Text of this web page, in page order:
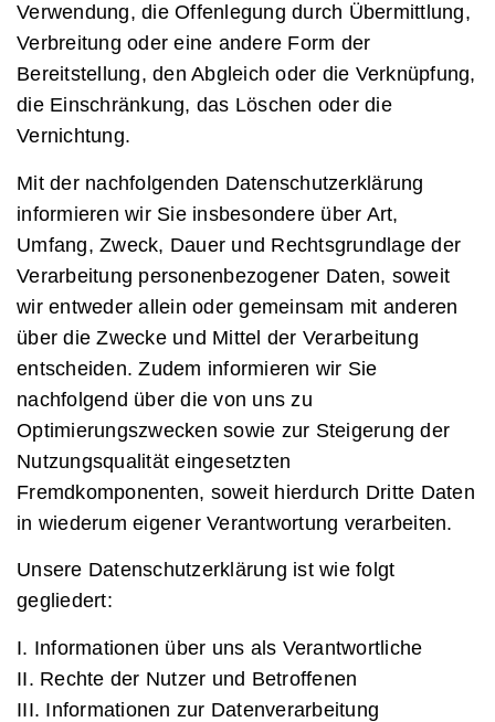
Verwendung, die Offenlegung durch Übermittlung,
Verbreitung oder eine andere Form der
Bereitstellung, den Abgleich oder die Verknüpfung,
die Einschränkung, das Löschen oder die
Vernichtung.
Mit der nachfolgenden Datenschutzerklärung
informieren wir Sie insbesondere über Art,
Umfang, Zweck, Dauer und Rechtsgrundlage der
Verarbeitung personenbezogener Daten, soweit
wir entweder allein oder gemeinsam mit anderen
über die Zwecke und Mittel der Verarbeitung
entscheiden. Zudem informieren wir Sie
nachfolgend über die von uns zu
Optimierungszwecken sowie zur Steigerung der
Nutzungsqualität eingesetzten
Fremdkomponenten, soweit hierdurch Dritte Daten
in wiederum eigener Verantwortung verarbeiten.
Unsere Datenschutzerklärung ist wie folgt
gegliedert:
I. Informationen über uns als Verantwortliche
II. Rechte der Nutzer und Betroffenen
III. Informationen zur Datenverarbeitung